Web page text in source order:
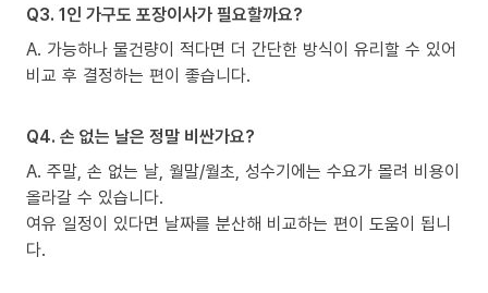
Q3. 1인 가구도 포장이사가 필요할까요?
A. 가능하나 물건량이 적다면 더 간단한 방식이 유리할 수 있어
비교 후 결정하는 편이 좋습니다.
Q4. 손 없는 날은 정말 비싼가요?
A. 주말, 손 없는 날, 월말/월초, 성수기에는 수요가 몰려 비용이
올라갈 수 있습니다.
여유 일정이 있다면 날짜를 분산해 비교하는 편이 도움이 됩니
다.